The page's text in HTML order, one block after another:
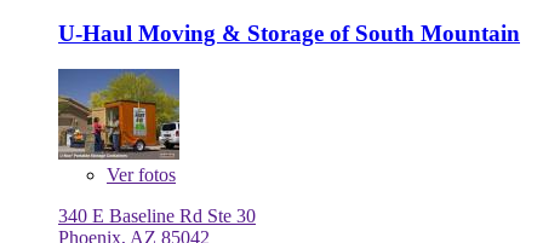
U-Haul Moving & Storage of South Mountain
Verfotos
340 E Baseline Rd Ste 30
Phoenix, AZ 85042